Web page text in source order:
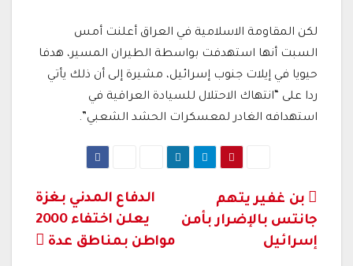
لكن المقاومة الاسلامية في العراق أعلنت أمس
السبت أنها استهدفت بواسطة الطيران المسير، هدفا
حيويا في إيلات جنوب إسرائيل، مشيرة إلى أن ذلك يأتي
ردا على “انتهاك الاحتلال للسيادة العراقية في
استهدافه الغادر لمعسكرات الحشد الشعبي”.
تصفّح
المقالات
الدفاع المدني بغزة
يعلن اختفاء 2000
مواطن بمناطق عدة
بن غفير يتهم
جانتس بالإضرار بأمن
إسرائيل